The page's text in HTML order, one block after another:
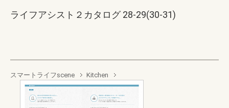
ライフアシスト２カタログ 28-29(30-31)
スマートライフscene Kitchen